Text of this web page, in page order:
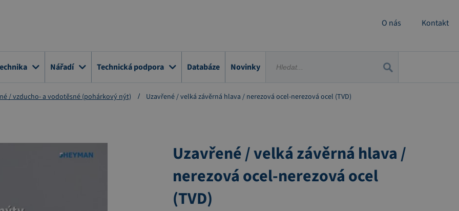
O nás Kontakt
Nářadí Technická podpora Databáze Novinky
/ vzducho- a vodotěsné (pohárkový nýt) Uzavřené / velká závěrná hlava / nerezová ocel-nerezová ocel (TVD)
Uzavřené / velká závěrná hlava /
nerezová ocel-nerezová ocel
(TVD)